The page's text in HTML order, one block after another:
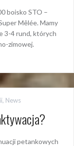
boisko STO –
Mêlée. Mamy
3-4 rund, których
zimowej.
, News
petankowych